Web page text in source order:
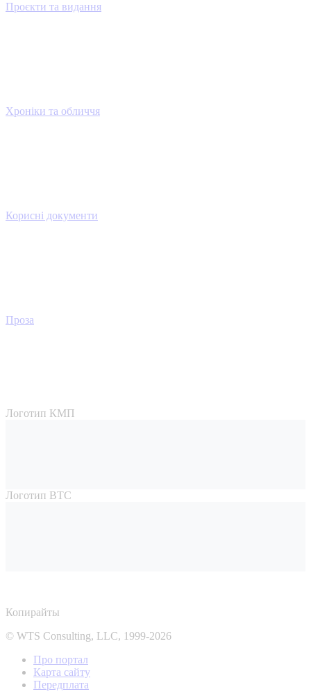
Проєкти та видання
Хроніки та обличчя
Корисні документи
Проза
Логотип КМП
Логотип ВТС
Копирайты
© WTS Consulting, LLC, 1999-2026
Про портал
Карта сайту
Передплата